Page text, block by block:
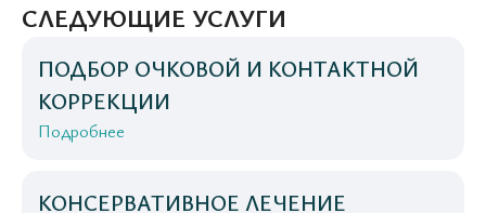
СЛЕДУЮЩИЕ УСЛУГИ
ПОДБОР ОЧКОВОЙ И КОНТАКТНОЙ
КОРРЕКЦИИ
Подробнее
КОНСЕРВАТИВНОЕ ЛЕЧЕНИЕ